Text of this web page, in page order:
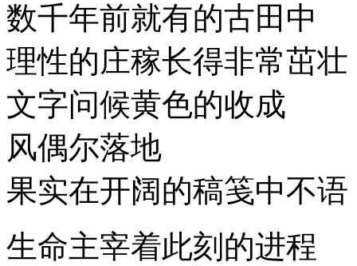
数千年前就有的古田中
理性的庄稼长得非常茁壮
文字问候黄色的收成
风偶尔落地
果实在开阔的稿笺中不语
生命主宰着此刻的进程